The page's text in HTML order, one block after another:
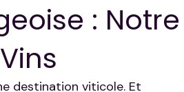
: Notre
destination viticole. Et